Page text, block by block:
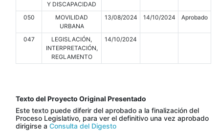
Y DISCAPACIDAD
050
MOVILIDAD
URBANA
13/08/2024 14/10/2024 Aprobado
047
LEGISLACIÓN,
INTERPRETACIÓN,
REGLAMENTO
14/10/2024
Texto del Proyecto Original Presentado
Este texto puede diferir del aprobado a la finalización del
Proceso Legislativo, para ver el definitivo una vez aprobado
dirigirse a Consulta del Digesto